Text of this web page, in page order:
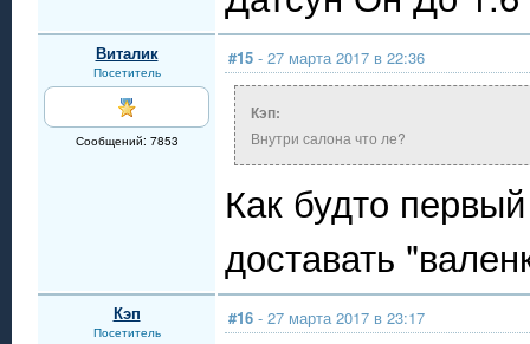
Виталик
Посетитель
Сообщений: 7853
#15 - 27 марта 2017 в 22:36
Кэп:
Внутри салона что ле?
Как будто
доставать
Кэп
Посетитель
#16 - 27 марта 2017 в 23:17